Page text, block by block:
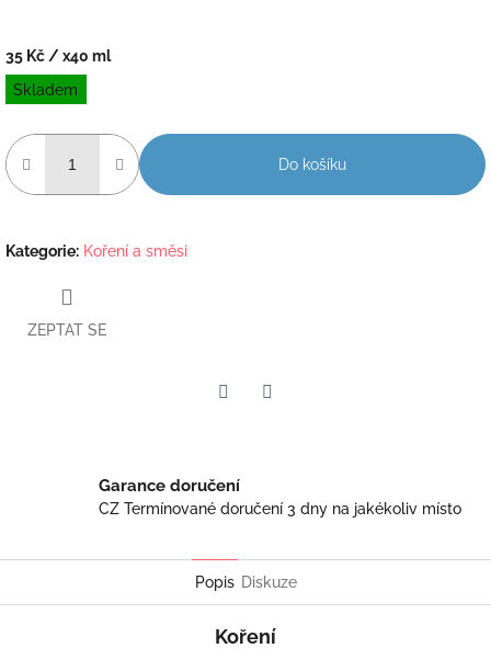
35 Kč / x40 ml
Měrná
cena:
Skladem
Do košíku
Kategorie: Koření a směsi
ZEPTAT SE
Garance doručení
CZ Termínované doručení 3 dny na jakékoliv místo
Popis Diskuze
Koření